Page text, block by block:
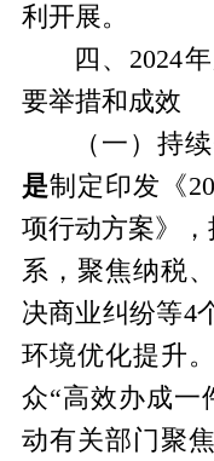
利开展。
四、 2024
要举措和成效
（一）持
是制定印发《
项行动方案》
系，聚焦纳税
决商业纠纷等4
环境优化提升。
众“高效办成一
动有关部门聚